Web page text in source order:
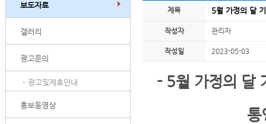
보도자료
갤러리
광고문의
- 광고및제휴안내
홍보동영상
제목 5월 가정의 달
작성자 관리자
작성일 2023-05-03
- 5월 가정의 달
통